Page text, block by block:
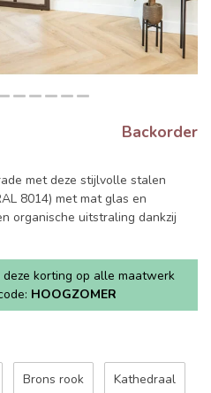
Backorder
met deze stijlvolle stalen
8014) met mat glas en
organische uitstraling dankzij
korting op alle maatwerk
HOOGZOMER
Brons rook Kathedraal